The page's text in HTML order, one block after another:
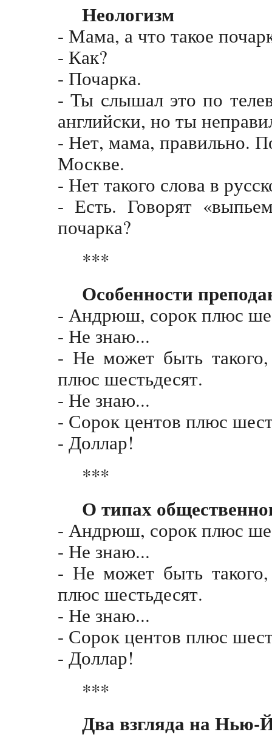
Неологизм
- Мама, а что такое
- Как?
- Почарка.
- Ты слышал это по
английски, но ты
- Нет, мама, правильно.
Москве.
- Нет такого слова в
- Есть. Говорят
почарка?
***
Особенности
- Андрюш, сорок плюс
- Не знаю...
- Не может быть
плюс шестьдесят.
- Не знаю...
- Сорок центов плюс
- Доллар!
***
О типах
- Андрюш, сорок плюс
- Не знаю...
- Не может быть
плюс шестьдесят.
- Не знаю...
- Сорок центов плюс
- Доллар!
***
Два взгляда на Нью-